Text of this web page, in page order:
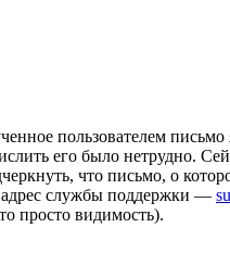
пользователем
его было нетрудно.
что письмо, о
службы поддержки —
просто видимость).